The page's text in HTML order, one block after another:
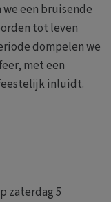
we een bruisende
tot leven
dompelen we
met een
inluidt.
zaterdag 5